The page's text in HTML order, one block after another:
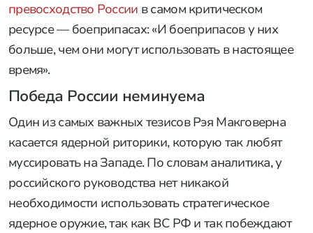
превосходство России в самом критическом
ресурсе — боеприпасах: «И боеприпасов у них
больше, чем они могут использовать в настоящее
время».
Победа России неминуема
Один из самых важных тезисов Рэя Макговерна
касается ядерной риторики, которую так любят
муссировать на Западе. По словам аналитика, у
российского руководства нет никакой
необходимости использовать стратегическое
ядерное оружие, так как ВС РФ и так побеждают